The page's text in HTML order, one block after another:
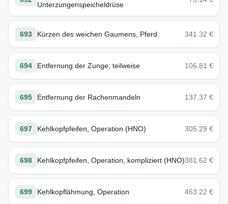
Unterzungenspeicheldrüse
693 Kürzen des weichen Gaumens, Pferd 341.32 €
694 Entfernung der Zunge, teilweise 106.81 €
695 Entfernung der Rachenmandeln 137.37 €
697 Kehlkopfpfeifen, Operation (HNO) 305.29 €
698 Kehlkopfpfeifen, Operation, kompliziert (HNO)381.62 €
699 Kehlkopflähmung, Operation 463.22 €